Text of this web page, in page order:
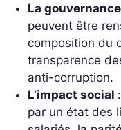
La gouvernance
peuvent être
composition du
transparence
anti-corruption.
L’impact social
par un état des